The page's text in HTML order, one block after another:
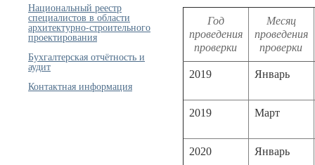
Национальный реестр
специалистов в области
архитектурно-строительного
проектирования
Бухгалтерская отчётность и
аудит
Контактная информация
Год
проведения
проверки
Месяц
проведения
проверки
2019 Январь
2019 Март
2020 Январь